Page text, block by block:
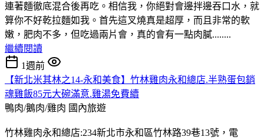
連著麵徹底混合後再吃。相信我，你絕對會邊拌邊吞口水，就
算你不好乾拉麵如我。首先這叉燒真是超厚，而且非常的軟
嫩，肥肉不多，但吃過兩片會，真的會有一點肉膩........
繼續閱讀
1週前
【新北米其林之14-永和美食】竹林雞肉永和總店.半熟蛋包銷
魂雞飯85元大碗滿意.雞湯免費續
鴨肉/鵝肉/雞肉 國內旅遊
竹林雞肉永和總店:234新北市永和區竹林路39巷13號，電